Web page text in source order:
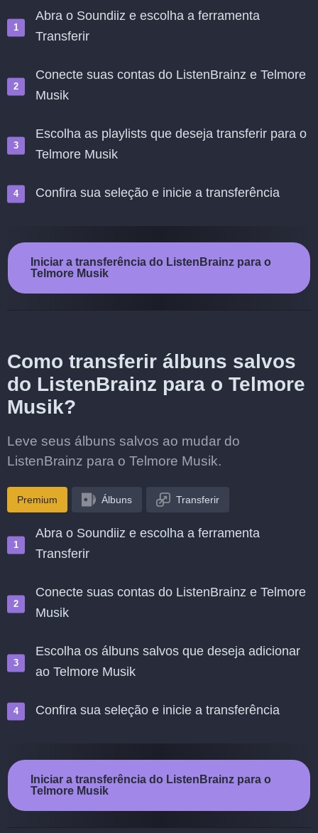
Abra o Soundiiz e escolha a ferramenta
Transferir
Conecte suas contas do ListenBrainz e Telmore
Musik
Escolha as playlists que deseja transferir para o
Telmore Musik
Confira sua seleção e inicie a transferência
Iniciar a transferência do ListenBrainz para o
Telmore Musik
Como transferir álbuns salvos
do ListenBrainz para o Telmore
Musik?
Leve seus álbuns salvos ao mudar do
ListenBrainz para o Telmore Musik.
Premium Álbuns Transferir
Abra o Soundiiz e escolha a ferramenta
Transferir
Conecte suas contas do ListenBrainz e Telmore
Musik
Escolha os álbuns salvos que deseja adicionar
ao Telmore Musik
Confira sua seleção e inicie a transferência
Iniciar a transferência do ListenBrainz para o
Telmore Musik